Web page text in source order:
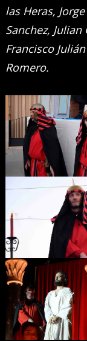
las Heras,
Sanchez,
Francisco
Romero.